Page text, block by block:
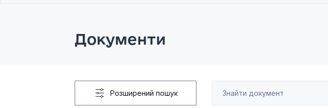
Документи
Розширений пошук